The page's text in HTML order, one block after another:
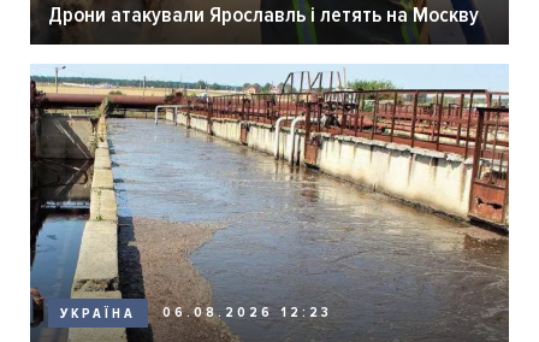
Дрони атакували Ярославль і летять на Москву
УКРАЇНА 06.08.2026 12:23